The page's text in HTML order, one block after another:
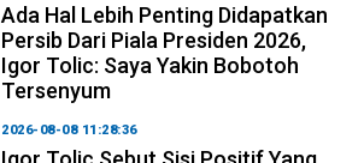
Ada Hal Lebih Penting Didapatkan
Persib Dari Piala Presiden 2026,
Igor Tolic: Saya Yakin Bobotoh
Tersenyum
2026-08-08 11:28:36